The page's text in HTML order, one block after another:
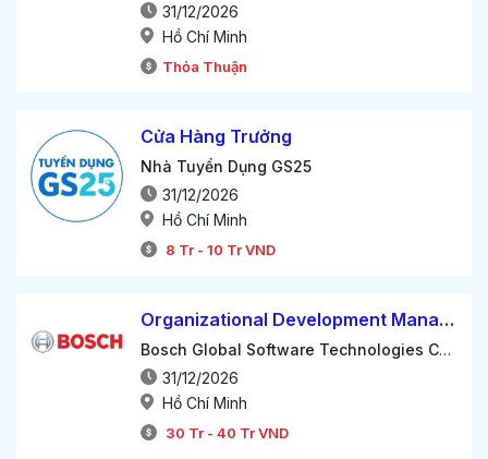
31/12/2026
Hồ Chí Minh
Thỏa Thuận
Cửa Hàng Trưởng
Nhà Tuyển Dụng GS25
31/12/2026
Hồ Chí Minh
8 Tr - 10 Tr VND
Organizational Development Manager
Bosch Global Software Technologies Company Limited
31/12/2026
Hồ Chí Minh
30 Tr - 40 Tr VND